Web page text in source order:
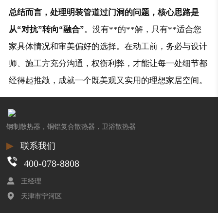
总结而言，处理明装管道过门洞的问题，核心思路是
从“对抗”转向“融合”。没有**的**解，只有**适合您
家具体情况和审美偏好的选择。在动工前，务必与设计
师、施工方充分沟通，权衡利弊，才能让每一处细节都
经得起推敲，成就一个既美观又实用的理想家居空间。
钢制散热器，铜铝复合散热器，卫浴散热器
▶联系我们
400-078-8808
王经理
天津市宁河区